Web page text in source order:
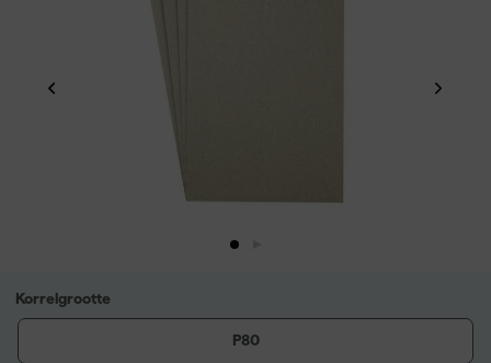
Korrelgrootte
P80